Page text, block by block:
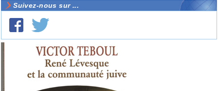
Suivez-nous sur ...